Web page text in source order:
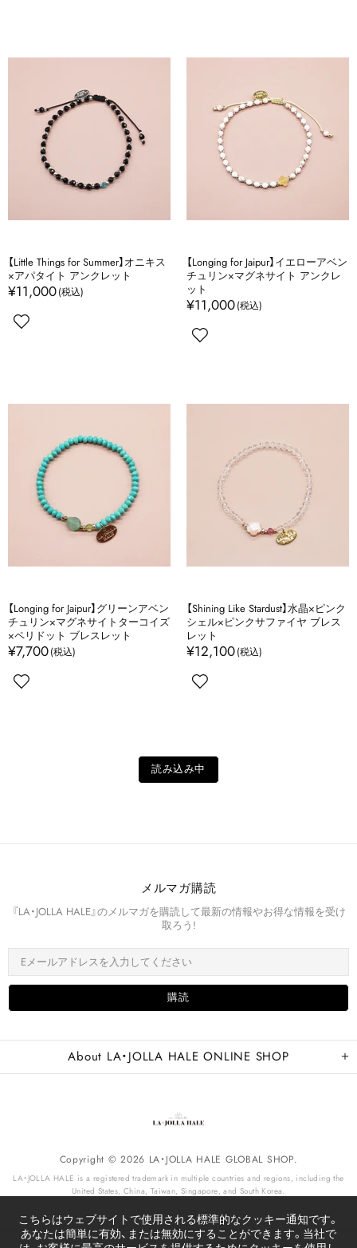
【Little Things for Summer】オニキス
×アパタイト アンクレット
¥11,000
【Longing for Jaipur】イエローアベン
チュリン×マグネサイト アンクレ
ット
¥11,000
【Longing for Jaipur】グリーンアベン
チュリン×マグネサイトターコイズ
×ペリドット ブレスレット
¥7,700
【Shining Like Stardust】水晶×ピンク
シェル×ピンクサファイヤ ブレス
レット
¥12,100
読み込み中
About LA・JOLLA HALE ONLINE SHOP
メルマガ購読
『LA・JOLLA HALE』のメルマガを購読して最新の情報やお得な情報を受け
取ろう!
Copyright © 2026 LA・JOLLA HALE GLOBAL SHOP.
LA・JOLLA HALE is a registered trademark in multiple countries and regions, including the
United States, China, Taiwan, Singapore, and South Korea.
こちらはウェブサイトで使用される標準的なクッキー通知です。
あなたは簡単に有効、または無効にすることができます。当社で